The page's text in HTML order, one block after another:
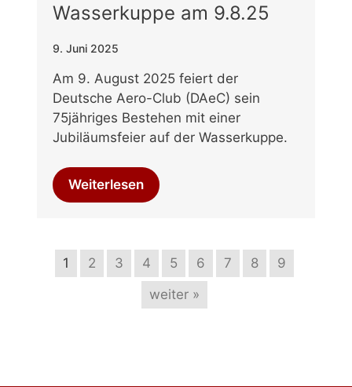
Wasserkuppe am 9.8.25
9. Juni 2025
Am 9. August 2025 feiert der
Deutsche Aero-Club (DAeC) sein
75jähriges Bestehen mit einer
Jubiläumsfeier auf der Wasserkuppe.
Weiterlesen
1 2 3 4 5 6 7 8
9
weiter »